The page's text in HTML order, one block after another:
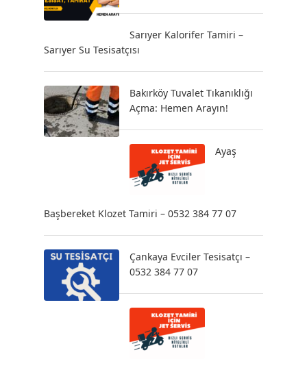
Sarıyer Kalorifer Tamiri –
Sarıyer Su Tesisatçısı
Bakırköy Tuvalet Tıkanıklığı
Açma: Hemen Arayın!
Ayaş
Başbereket Klozet Tamiri – 0532 384 77 07
Çankaya Evciler Tesisatçı –
0532 384 77 07